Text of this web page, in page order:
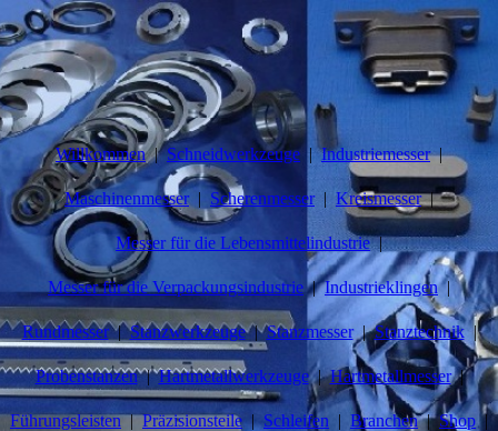
Willkommen Schneidwerkzeuge Industriemesser
Maschinenmesser Scherenmesser Kreismesser
Messer für die Lebensmittelindustrie
Messer für die Verpackungsindustrie Industrieklingen
Rundmesser Stanzwerkzeuge Stanzmesser Stanztechnik
Probenstanzen Hartmetallwerkzeuge Hartmetallmesser
Führungsleisten Präzisionsteile Schleifen Branchen Shop